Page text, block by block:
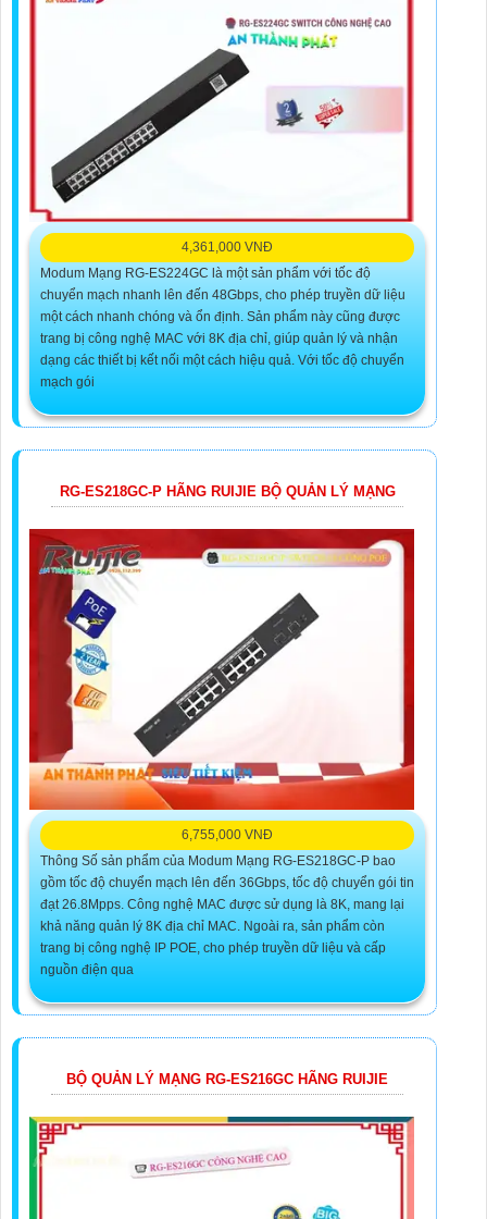
4,361,000 VNĐ
Modum Mạng RG-ES224GC là một sản phẩm với tốc độ
chuyển mạch nhanh lên đến 48Gbps, cho phép truyền dữ liệu
một cách nhanh chóng và ổn định. Sản phẩm này cũng được
trang bị công nghệ MAC với 8K địa chỉ, giúp quản lý và nhận
dạng các thiết bị kết nối một cách hiệu quả. Với tốc độ chuyển
mạch gói
RG-ES218GC-P HÃNG RUIJIE BỘ QUẢN LÝ MẠNG
6,755,000 VNĐ
Thông Số sản phẩm của Modum Mạng RG-ES218GC-P bao
gồm tốc độ chuyển mạch lên đến 36Gbps, tốc độ chuyển gói tin
đạt 26.8Mpps. Công nghệ MAC được sử dụng là 8K, mang lại
khả năng quản lý 8K địa chỉ MAC. Ngoài ra, sản phẩm còn
trang bị công nghệ IP POE, cho phép truyền dữ liệu và cấp
nguồn điện qua
BỘ QUẢN LÝ MẠNG RG-ES216GC HÃNG RUIJIE